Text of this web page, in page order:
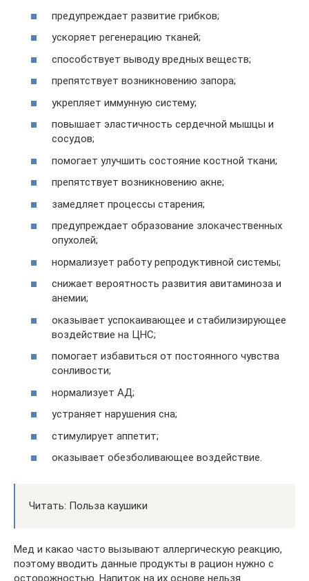
предупреждает развитие грибков;
ускоряет регенерацию тканей;
способствует выводу вредных веществ;
препятствует возникновению запора;
укрепляет иммунную систему;
повышает эластичность сердечной мышцы и
сосудов;
помогает улучшить состояние костной ткани;
препятствует возникновению акне;
замедляет процессы старения;
предупреждает образование злокачественных
опухолей;
нормализует работу репродуктивной системы;
снижает вероятность развития авитаминоза и
анемии;
оказывает успокаивающее и стабилизирующее
воздействие на ЦНС;
помогает избавиться от постоянного чувства
сонливости;
нормализует АД;
устраняет нарушения сна;
стимулирует аппетит;
оказывает обезболивающее воздействие.
Читать: Польза каушики
Мед и какао часто вызывают аллергическую реакцию,
поэтому вводить данные продукты в рацион нужно с
осторожностью. Напиток на их основе нельзя